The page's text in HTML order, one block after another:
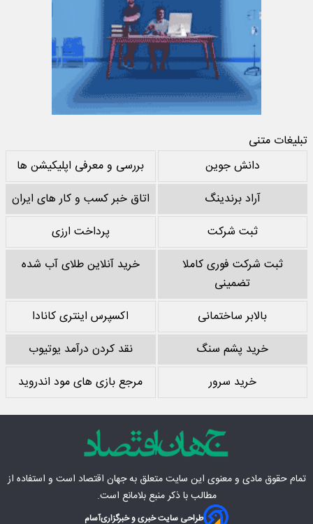
تبلیغات متنی
دانش جوین
بررسی و معرفی اپلیکیشن ها
آراد برندینگ
اتاق خبر کسب و کار های ایران
ثبت شرکت
پرداخت ارزی
ثبت شرکت فوری کاملا
تضمینی
خرید آنلاین طلای آب شده
بالابر ساختمانی
اکسپرس اینتری کانادا
خرید پشم سنگ
نقد کردن درآمد یوتیوب
خرید سرور
مرجع بازی های مود اندروید
تمام حقوق مادی‌ و معنوی این سایت متعلق بهجهان اقتصاد است و استفاده از
مطالب با ذکر منبع بلامانع است.
طراحی سایت خبری و خبرگزاریآسام